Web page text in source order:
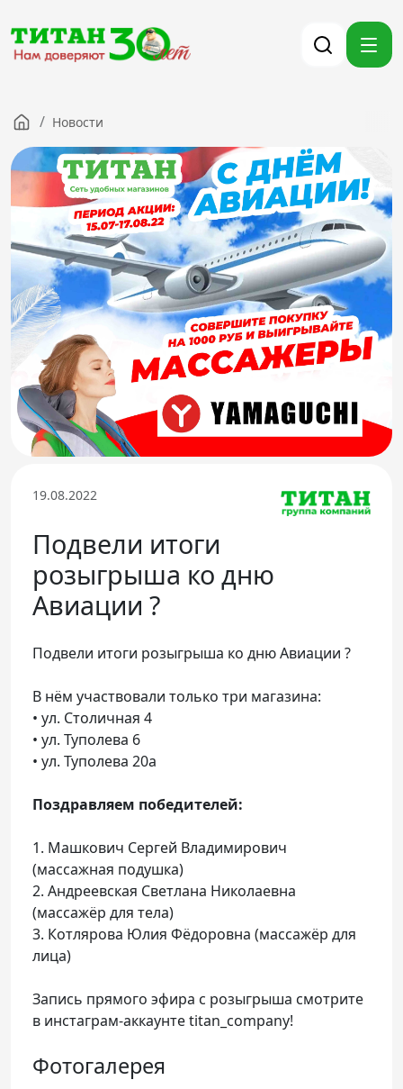
Компания
Партнерам
Тендеры
Вакансии
Новости
Контакты
Версия для слабовидящих
8 (3012) 411-099
Телефон доверия
/ Новости
19.08.2022
Подвели итоги
розыгрыша ко дню
Авиации ?
Подвели итоги розыгрыша ко дню Авиации ?
В нём участвовали только три магазина:
• ул. Столичная 4
• ул. Туполева 6
• ул. Туполева 20а
Поздравляем победителей:
1. Машкович Сергей Владимирович
(массажная подушка)
2. Андреевская Светлана Николаевна
(массажёр для тела)
3. Котлярова Юлия Фёдоровна (массажёр для
лица)
Запись прямого эфира с розыгрыша смотрите
в инстаграм-аккаунте titan_company!
Фотогалерея